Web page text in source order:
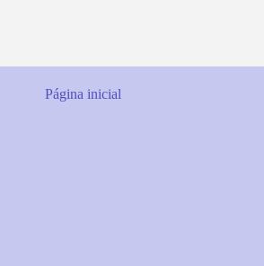
Página inicial